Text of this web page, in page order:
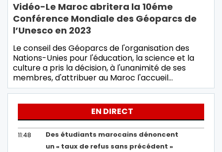
Vidéo-Le Maroc abritera la 10éme
Conférence Mondiale des Géoparcs de
l’Unesco en 2023
Le conseil des Géoparcs de l'organisation des
Nations-Unies pour l'éducation, la science et la
culture a pris la décision, à l'unanimité de ses
membres, d'attribuer au Maroc l'accueil…
EN DIRECT
11:48
Des étudiants marocains dénoncent
un « taux de refus sans précédent »